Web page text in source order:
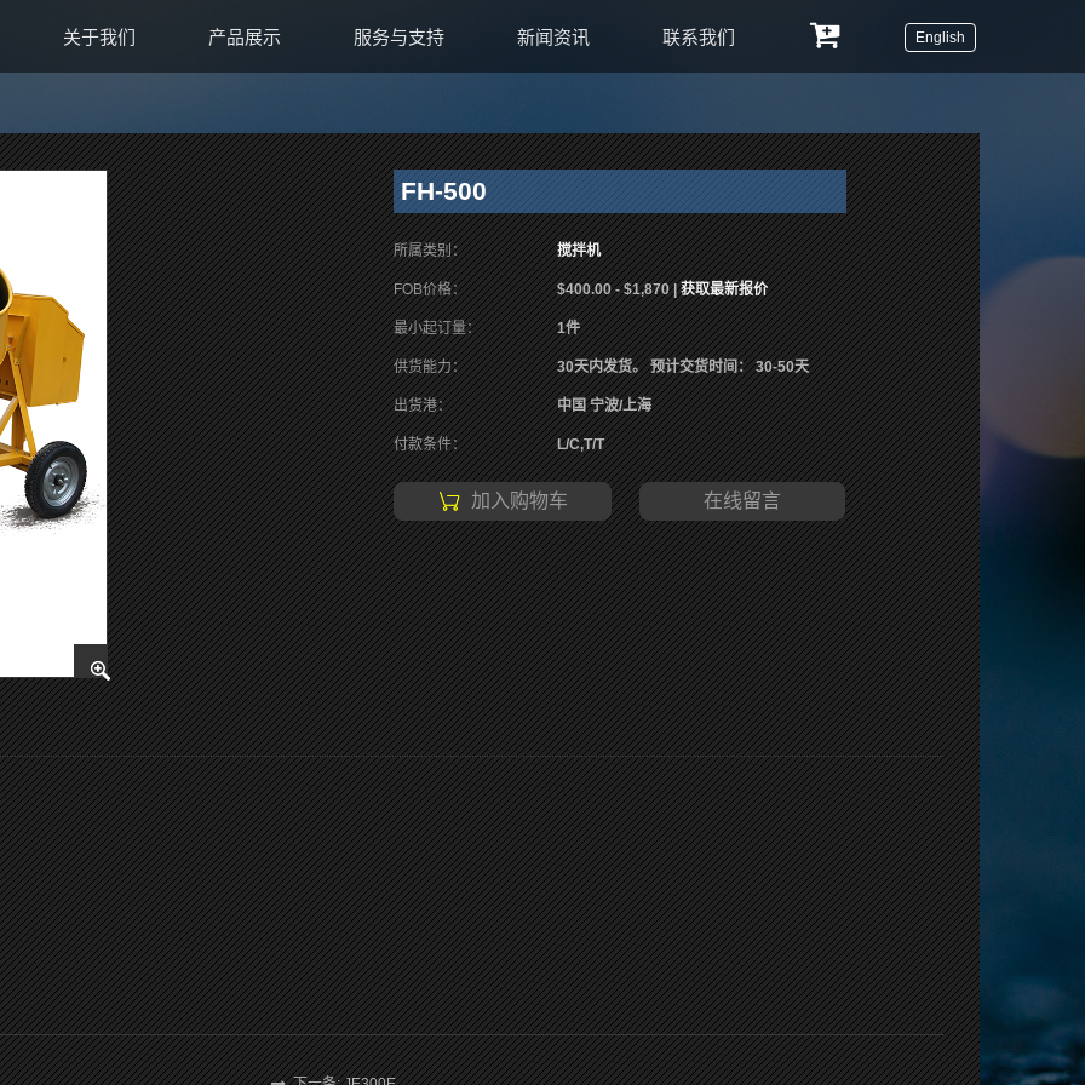
关于我们 产品展示 服务与支持 新闻资讯 联系我们 English
FH-500
所属类别： 搅拌机
FOB价格： $400.00 - $1,870 |获取最新报价
最小起订量： 1件
供货能力： 30天内发货。 预计交货时间： 30-50天
出货港： 中国 宁波/上海
付款条件： L/C,T/T
加入购物车 在线留言